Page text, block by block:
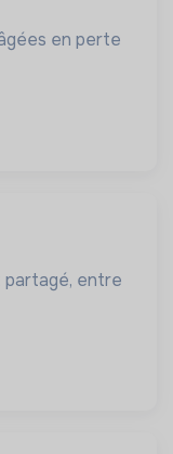
en perte
partagé, entre